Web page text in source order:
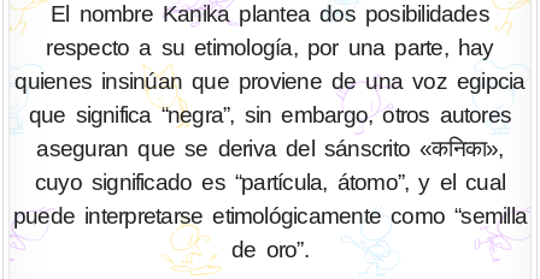
El nombre Kanika plantea dos posibilidades
respecto a su etimología, por una parte, hay
quienes insinúan que proviene de una voz egipcia
que significa “negra”, sin embargo, otros autores
aseguran que se deriva del sánscrito «कनिका»,
cuyo significado es “partícula, átomo”, y el cual
puede interpretarse etimológicamente como “semilla
de oro”.